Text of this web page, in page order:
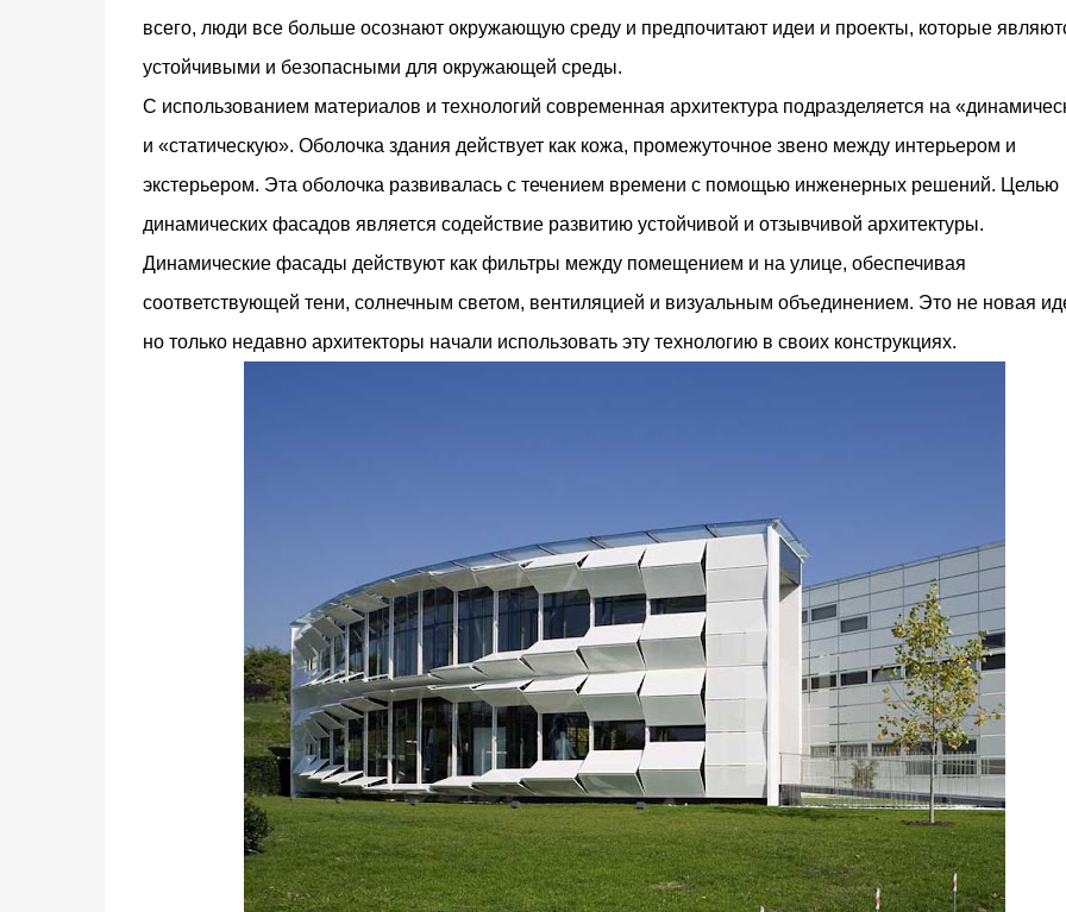
всего, люди все больше осознают окружающую среду и предпочитают идеи и проекты, которые
устойчивыми и безопасными для окружающей среды.
С использованием материалов и технологий современная архитектура подразделяется на
и «статическую». Оболочка здания действует как кожа, промежуточное звено между интерьером и
экстерьером. Эта оболочка развивалась с течением времени с помощью инженерных решений. Целью
динамических фасадов является содействие развитию устойчивой и отзывчивой архитектуры.
Динамические фасады действуют как фильтры между помещением и на улице, обеспечивая
соответствующей тени, солнечным светом, вентиляцией и визуальным объединением. Это не новая
но только недавно архитекторы начали использовать эту технологию в своих конструкциях.